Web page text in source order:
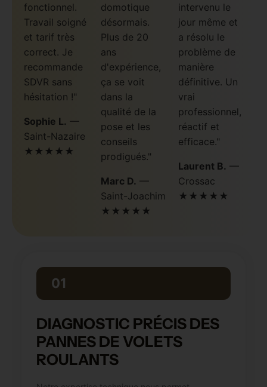
fonctionnel.
Travail soigné
et tarif très
correct. Je
recommande
SDVR sans
hésitation !"
Sophie L. —
Saint-Nazaire
★★★★★
domotique
désormais.
Plus de 20
ans
d'expérience,
ça se voit
dans la
qualité de la
pose et les
conseils
prodigués."
Marc D. —
Saint-Joachim
★★★★★
intervenu le
jour même et
a résolu le
problème de
manière
définitive. Un
vrai
professionnel,
réactif et
efficace."
Laurent B. —
Crossac
★★★★★
01
DIAGNOSTIC PRÉCIS DES
PANNES DE VOLETS
ROULANTS